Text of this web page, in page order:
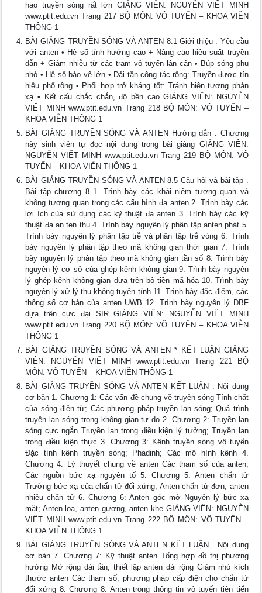
hao truyền sóng rất lớn GIẢNG VIÊN: NGUYỄN VIẾT MINH
www.ptit.edu.vn Trang 217 BỘ MÔN: VÔ TUYẾN – KHOA VIỄN
THÔNG 1
BÀI GIẢNG TRUYỀN SÓNG VÀ ANTEN 8.1 Giới thiệu . Yêu cầu
với anten • Hệ số tính hướng cao + Nâng cao hiệu suất truyền
dẫn + Giảm nhiễu từ các trạm vô tuyến lân cận • Búp sóng phụ
nhỏ • Hệ số bảo vệ lớn • Dải tần công tác rộng: Truyền được tín
hiệu phổ rộng • Phối hợp trở kháng tốt: Tránh hiện tượng phản
xạ • Kết cấu chắc chắn, độ bền cao GIẢNG VIÊN: NGUYỄN
VIẾT MINH www.ptit.edu.vn Trang 218 BỘ MÔN: VÔ TUYẾN –
KHOA VIỄN THÔNG 1
BÀI GIẢNG TRUYỀN SÓNG VÀ ANTEN Hướng dẫn . Chương
này sinh viên tự đọc nội dung trong bài giảng GIẢNG VIÊN:
NGUYỄN VIẾT MINH www.ptit.edu.vn Trang 219 BỘ MÔN: VÔ
TUYẾN – KHOA VIỄN THÔNG 1
BÀI GIẢNG TRUYỀN SÓNG VÀ ANTEN 8.5 Câu hỏi và bài tập .
Bài tập chương 8 1. Trình bày các khái niệm tương quan và
không tương quan trong các cấu hình đa anten 2. Trình bày các
lợi ích của sử dụng các kỹ thuật đa anten 3. Trình bày các kỹ
thuật đa an ten thu 4. Trình bày nguyên lý phân tập anten phát 5.
Trình bày nguyên lý phân tập trễ và phân tập trễ vòng 6. Trình
bày nguyên lý phân tập theo mã không gian thời gian 7. Trình
bày nguyên lý phân tập theo mã không gian tần số 8. Trình bày
nguyên lý cơ sở của ghép kênh không gian 9. Trình bày nguyên
lý ghép kênh không gian dựa trên bộ tiền mã hóa 10. Trình bày
nguyên lý xử lý thu không tuyến tính 11. Trình bày đặc điểm, các
thông số cơ bản của anten UWB 12. Trình bày nguyên lý DBF
dựa trên cực đại SIR GIẢNG VIÊN: NGUYỄN VIẾT MINH
www.ptit.edu.vn Trang 220 BỘ MÔN: VÔ TUYẾN – KHOA VIỄN
THÔNG 1
BÀI GIẢNG TRUYỀN SÓNG VÀ ANTEN * KẾT LUẬN GIẢNG
VIÊN: NGUYỄN VIẾT MINH www.ptit.edu.vn Trang 221 BỘ
MÔN: VÔ TUYẾN – KHOA VIỄN THÔNG 1
BÀI GIẢNG TRUYỀN SÓNG VÀ ANTEN KẾT LUẬN . Nội dung
cơ bản 1. Chương 1: Các vấn đề chung về truyền sóng Tính chất
của sóng điện từ; Các phương pháp truyền lan sóng; Quá trình
truyền lan sóng trong không gian tự do 2. Chương 2: Truyền lan
sóng cực ngắn Truyền lan trong điều kiện lý tưởng; Truyền lan
trong điều kiện thực 3. Chương 3: Kênh truyền sóng vô tuyến
Đặc tính kênh truyền sóng; Phadinh; Các mô hình kênh 4.
Chương 4: Lý thuyết chung về anten Các tham số của anten;
Các nguồn bức xạ nguyên tố 5. Chương 5: Anten chấn tử
Trường bức xạ của chấn tử đối xứng; Anten chấn tử đơn, anten
nhiều chấn tử 6. Chương 6: Anten góc mở Nguyên lý bức xạ
mặt; Anten loa, anten gương, anten khe GIẢNG VIÊN: NGUYỄN
VIẾT MINH www.ptit.edu.vn Trang 222 BỘ MÔN: VÔ TUYẾN –
KHOA VIỄN THÔNG 1
BÀI GIẢNG TRUYỀN SÓNG VÀ ANTEN KẾT LUẬN . Nội dung
cơ bản 7. Chương 7: Kỹ thuật anten Tổng hợp đồ thị phương
hướng Mở rộng dải tần, thiết lập anten dải rộng Giảm nhỏ kích
thước anten Các tham số, phương pháp cấp điện cho chấn tử
đối xứng 8. Chương 8: Anten trong thông tin vô tuyến tiên tiến